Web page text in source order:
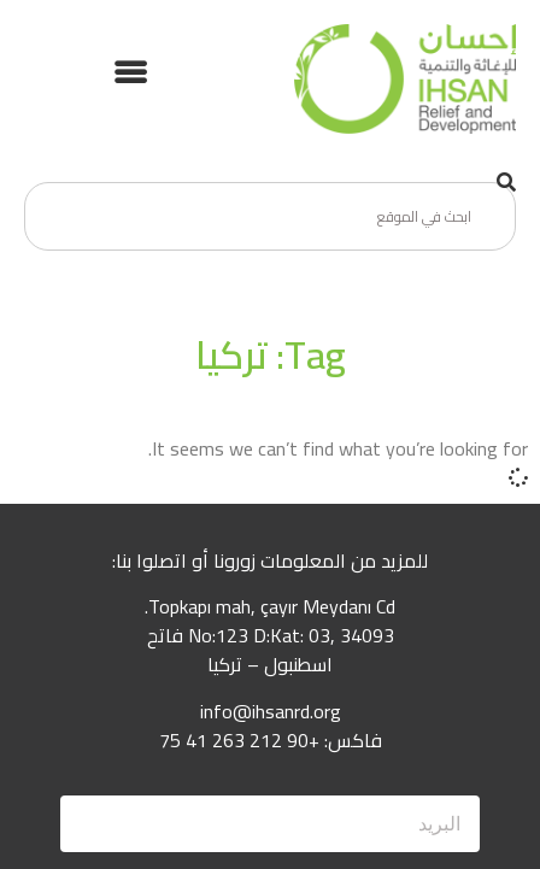
Tag: تركيا
It seems we can’t find what you’re looking for.
للمزيد من المعلومات زورونا أو اتصلوا بنا:
Topkapı mah, çayır Meydanı Cd.
No:123 D:Kat: 03, 34093 فاتح
اسطنبول – تركيا
info@ihsanrd.org
فاكس: +90 212 263 41 75